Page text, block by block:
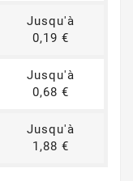
Jusqu'à
0,19 €
Jusqu'à
0,68 €
Jusqu'à
1,88 €